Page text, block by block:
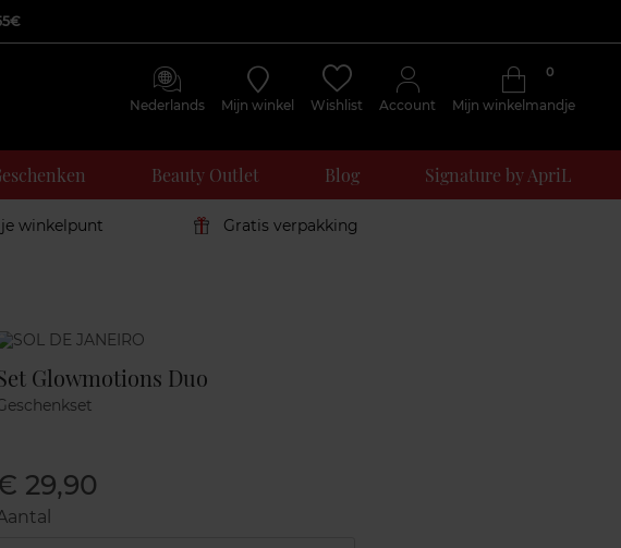
Nederlands Mijn winkel Wishlist Account Mijn winkelmandje
0
Beauty Outlet Blog Signature by ApriL
winkelpunt Gratis verpakking
Marque
Glowmotions Duo
29,90